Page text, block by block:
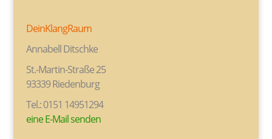
DeinKlangRaum
Annabell Ditschke
St.-Martin-Straße 25
93339 Riedenburg
Tel.: 0151 14951294
eine E-Mail senden